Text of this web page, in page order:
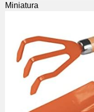
Miniatura